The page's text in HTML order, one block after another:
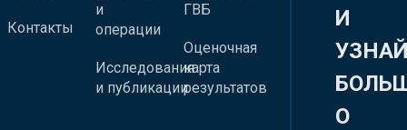
Контакты
и
операции
Исследования
и публикации
ГВБ
Оценочная
карта
результатов
И
О